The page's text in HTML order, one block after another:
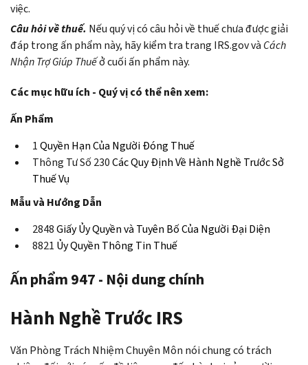
việc.
Câu hỏi về thuế. Nếu quý vị có câu hỏi về thuế chưa được giải
đáp trong ấn phẩm này, hãy kiểm tra trang IRS.gov và Cách
Nhận Trợ Giúp Thuếở cuối ấn phẩm này.
Các mục hữu ích - Quý vị có thể nên xem:
Ấn Phẩm
1Quyền Hạn Của Người Đóng Thuế
Thông Tư Số 230Các Quy Định Về Hành Nghề Trước Sở
Thuế Vụ
Mẫu và Hướng Dẫn
2848Giấy Ủy Quyền và Tuyên Bố Của Người Đại Diện
8821 Ủy Quyền Thông Tin Thuế
Ấn phẩm 947 - Nội dung chính
Hành Nghề Trước IRS
Văn Phòng Trách Nhiệm Chuyên Môn nói chung có trách